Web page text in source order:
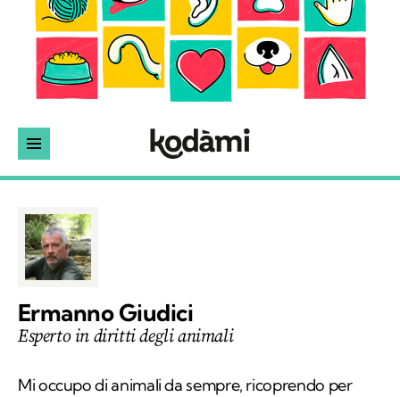
Ermanno Giudici
Esperto in diritti degli animali
Mi occupo di animali da sempre, ricoprendo per